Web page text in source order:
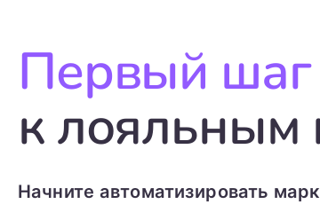
Первый шаг
к лояльным
Начните автоматизировать